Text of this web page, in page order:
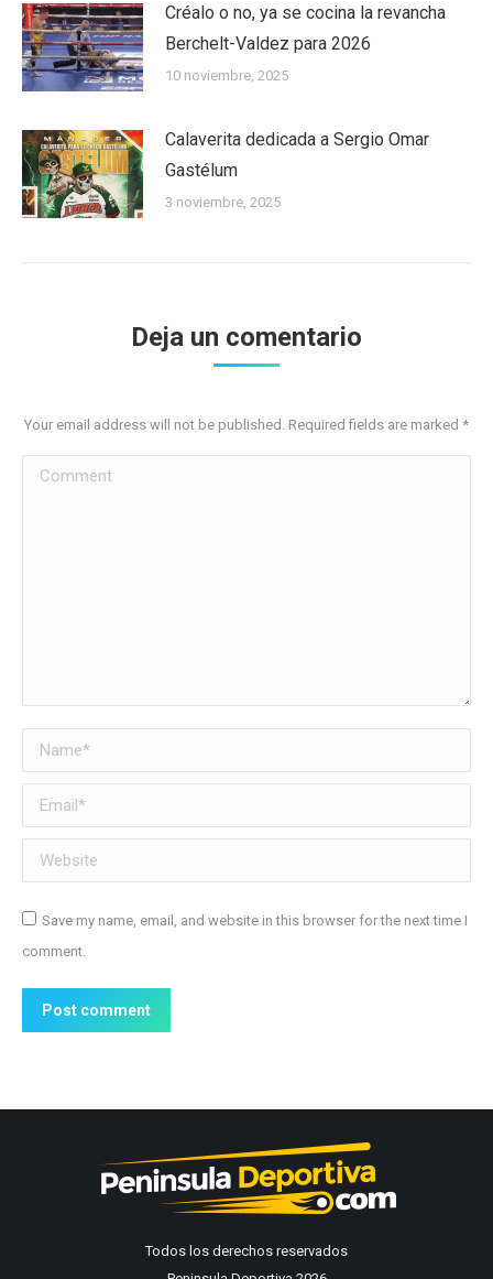
Créalo o no, ya se cocina la revancha
Berchelt-Valdez para 2026
10 noviembre, 2025
Calaverita dedicada a Sergio Omar
Gastélum
3 noviembre, 2025
Deja un comentario
Your email address will not be published. Required fields are marked *
Comment
Name *
Email *
Website
Save my name, email, and website in this browser for the next time I
comment.
Post comment
Todos los derechos reservados